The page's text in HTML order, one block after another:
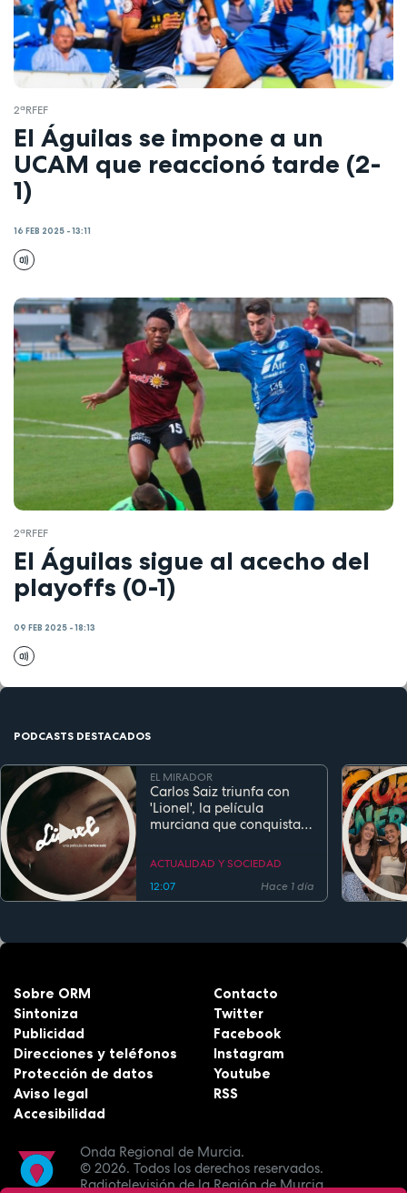
2ªRFEF
El Águilas se impone a un
UCAM que reaccionó tarde (2-
1)
16 FEB 2025 - 13:11
2ªRFEF
El Águilas sigue al acecho del
playoffs (0-1)
09 FEB 2025 - 18:13
PODCASTS DESTACADOS
EL MIRADOR
Carlos Saiz triunfa con
'Lionel', la película
murciana que conquista
estreno
ACTUALIDAD Y SOCIEDAD
12:07
Hace 1 día
Onda Regional de Murcia.
© 2026. Todos los derechos reservados.
Radiotelevisión de la Región de Murcia.
Sobre ORM
Sintoniza
Publicidad
Direcciones y teléfonos
Protección de datos
Aviso legal
Accesibilidad
Contacto
Twitter
Facebook
Instagram
Youtube
RSS